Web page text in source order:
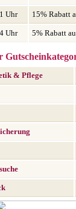
Pro und
Uhr 15% Rabatt
Uhr 5% Rabatt
& Pflege